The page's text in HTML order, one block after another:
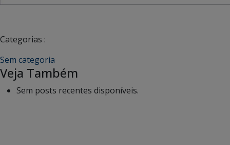
Categorias :
Sem categoria
Veja Também
Sem posts recentes disponíveis.